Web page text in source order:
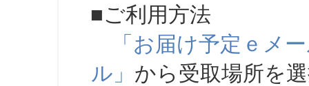
■ご利用方法
「お届け予定ｅメ
ル」 から受取場所を